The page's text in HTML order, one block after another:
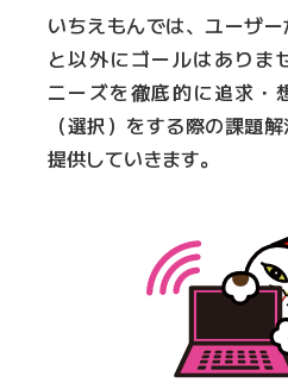
いちえもんでは、ユーザ
と以外にゴールはありま
ニーズを徹底的に追求・
（選択）をする際の課題
提供していきます。